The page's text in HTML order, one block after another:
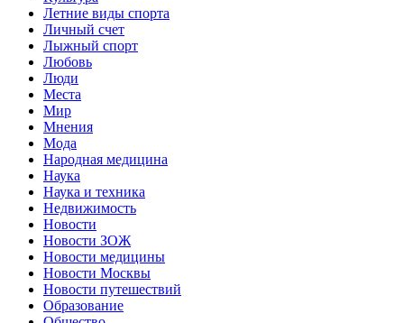
Летние виды спорта
Личный счет
Лыжный спорт
Любовь
Люди
Места
Мир
Мнения
Мода
Народная медицина
Наука
Наука и техника
Недвижимость
Новости
Новости ЗОЖ
Новости медицины
Новости Москвы
Новости путешествий
Образование